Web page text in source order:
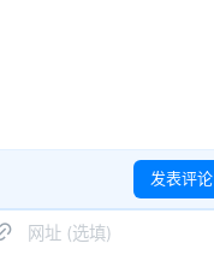
发表评论